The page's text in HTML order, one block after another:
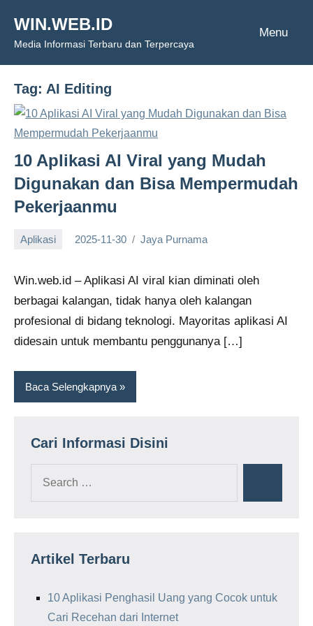
content
WIN.WEB.ID
Media Informasi Terbaru dan Terpercaya
Menu
Tag: AI Editing
10 Aplikasi AI Viral yang Mudah
Digunakan dan Bisa Mempermudah
Pekerjaanmu
Aplikasi 2025-11-30 Jaya Purnama
Win.web.id – Aplikasi AI viral kian diminati oleh
berbagai kalangan, tidak hanya oleh kalangan
profesional di bidang teknologi. Mayoritas aplikasi AI
didesain untuk membantu penggunanya […]
Baca Selengkapnya
Cari Informasi Disini
Artikel Terbaru
10 Aplikasi Penghasil Uang yang Cocok untuk
Cari Recehan dari Internet